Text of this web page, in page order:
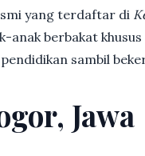
yang terdaftar di
anak berbakat khusus
sambil
Jawa